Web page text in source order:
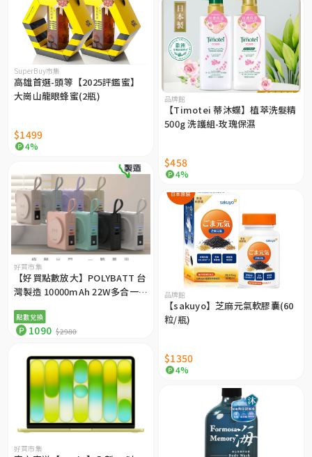
SuperBuy市集
高雄首選-頭等【2025評鑑蜜】
大崗山龍眼蜂蜜(2瓶)
$1499
4%
品牌館
【Timotei 蒂沐蝶】植萃洗髮精
500g 洗護組-玫瑰保濕
$458
4%
好買市集
【好買點數放大】POLYBATT 台
灣製造 10000mAh 22W多合一快
線
點數兌換
1090 $2980
品牌館
【sakuyo】芝麻元氣軟膠囊(60
粒/瓶)
$1350
4%
好買市集